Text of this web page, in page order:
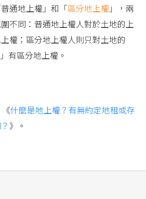
通地上權」和「區分地上權 」，兩
不同：普通地上權人對於土地的上
權；區分地上權人則只對土地的
」有區分地上權。
什麼是地上權？有無約定地租或存
》。